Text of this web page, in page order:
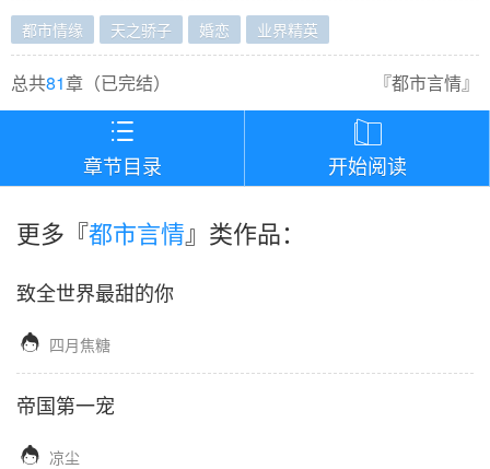
都市情缘 天之骄子 婚恋 业界精英
总共81章（已完结） 『都市言情』

章节目录

开始阅读
更多『都市言情』类作品：
致全世界最甜的你
 四月焦糖
帝国第一宠
 凉尘